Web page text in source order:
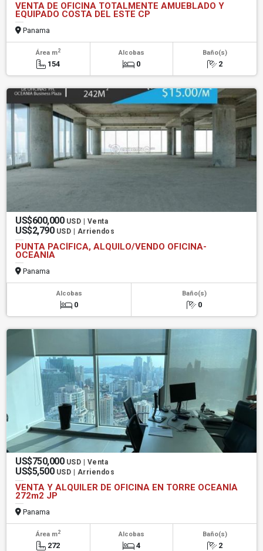
VENTA DE OFICINA TOTALMENTE AMUEBLADO Y
EQUIPADO COSTA DEL ESTE CP
Panama
Área m2
154
Alcobas
0
Baño(s)
2
US$600,000 USD | Venta
US$2,790 USD | Arriendos
PUNTA PACÍFICA, ALQUILO/VENDO OFICINA-
OCEANIA
Panama
Alcobas
0
Baño(s)
0
US$750,000 USD | Venta
US$5,500 USD | Arriendos
VENTA Y ALQUILER DE OFICINA EN TORRE OCEANÍA
272m2 JP
Panama
Área m2
272
Alcobas
4
Baño(s)
2